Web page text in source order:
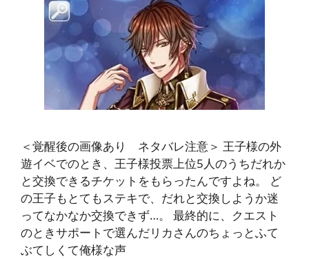
＜覚醒後の画像あり ネタバレ注意＞ 王子様の外
遊イベでのとき、王子様投票上位5人のうちだれか
と交換できるチケットをもらったんですよね。 ど
の王子もとてもステキで、だれと交換しようか迷
ってなかなか交換できず…。 最終的に、クエスト
のときサポートで選んだリカさんのちょっとふて
ぶてしくて俺様な声